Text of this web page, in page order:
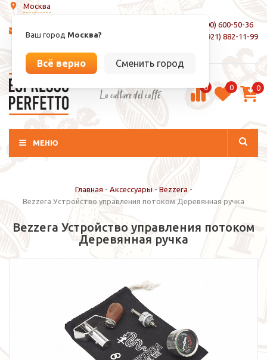
Москва
Ваш город Москва?
Всё верно Сменить город
info@espressoperfetto.ru
8 (800) 600-50-36
+7 (921) 882-11-99
La culture del caffé 0 0 0
МЕНЮ
Главная - Аксессуары - Bezzera -
Bezzera Устройство управления потоком Деревянная ручка
Bezzera Устройство управления потоком
Деревянная ручка